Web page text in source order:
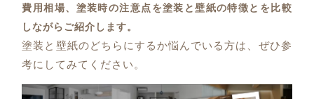
費用相場、塗装時の注意点を塗装と壁紙の特徴とを比較
しながらご紹介します。
塗装と壁紙のどちらにするか悩んでいる方は、ぜひ参
考にしてみてください。